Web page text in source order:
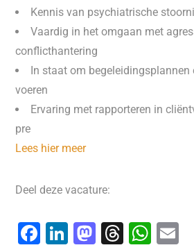
Kennis van psychiatrische
Vaardig in het omgaan met
conflicthantering
In staat om begeleidingsplannen
voeren
Ervaring met rapporteren in
pre
Lees hier meer
Deel deze vacature:
F
Li M T
W